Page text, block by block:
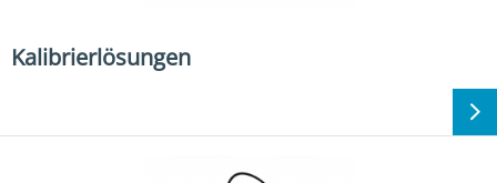
Kalibrierlösungen